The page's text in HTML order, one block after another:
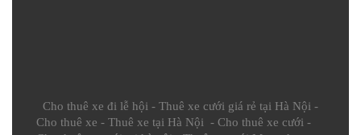
Cho thuê xe đi lễ hội - Thuê xe cưới giá rẻ tại Hà Nội -
Cho thuê xe - Thuê xe tại Hà Nội - Cho thuê xe cưới -